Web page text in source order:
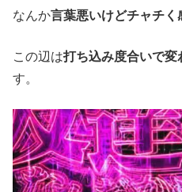
なんか言葉悪いけどチャチく
この辺は打ち込み度合いで変
す。